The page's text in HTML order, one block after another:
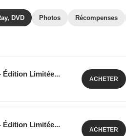
DVD Photos Récompenses
Édition Limitée...
ACHETER
Édition Limitée...
ACHETER